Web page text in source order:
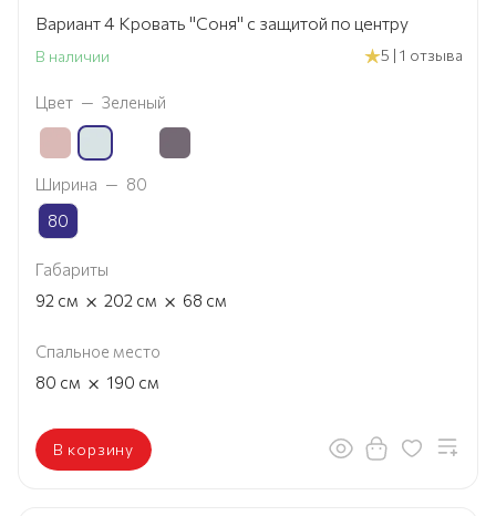
Вариант 4 Кровать "Соня" с защитой по центру
В наличии 5 | 1 отзыва
Цвет — Зеленый
Ширина — 80
80
Габариты
92 см × 202 см × 68 см
Спальное место
80 см × 190 см
В корзину